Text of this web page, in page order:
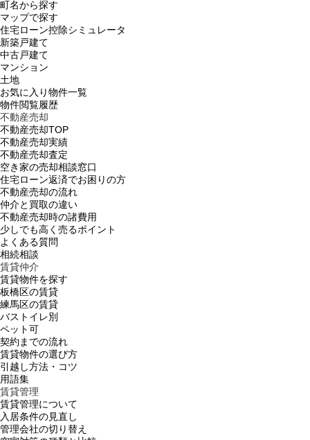
町名から探す
マップで探す
住宅ローン控除シミュレータ
新築戸建て
中古戸建て
マンション
土地
お気に入り物件一覧
物件閲覧履歴
不動産売却
不動産売却TOP
不動産売却実績
不動産売却査定
空き家の売却相談窓口
住宅ローン返済でお困りの方
不動産売却の流れ
仲介と買取の違い
不動産売却時の諸費用
少しでも高く売るポイント
よくある質問
相続相談
賃貸仲介
賃貸物件を探す
板橋区の賃貸
練馬区の賃貸
バストイレ別
ペット可
契約までの流れ
賃貸物件の選び方
引越し方法・コツ
用語集
賃貸管理
賃貸管理について
入居条件の見直し
管理会社の切り替え